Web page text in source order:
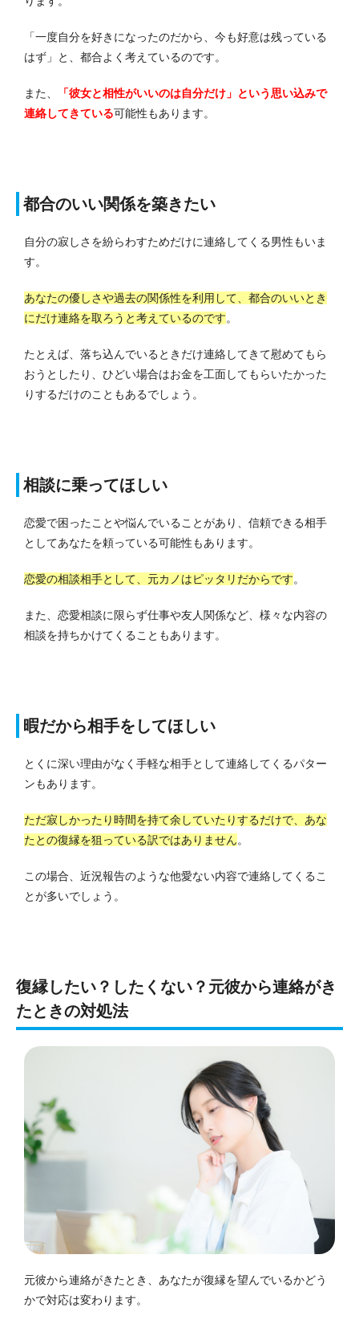
「一度自分を好きになったのだから、今も好意は残っている
はず」と、都合よく考えているのです。
また、
「彼女と相性がいいのは自分だけ」という思い込みで
連絡してきている可能性もあります。
都合のいい関係を築きたい
自分の寂しさを紛らわすためだけに連絡してくる男性もいま
す。
あなたの優しさや過去の関係性を利用して、都合のいいとき
にだけ連絡を取ろうと考えているのです。
たとえば、落ち込んでいるときだけ連絡してきて慰めてもら
おうとしたり、ひどい場合はお金を工面してもらいたかった
りするだけのこともあるでしょう。
相談に乗ってほしい
恋愛で困ったことや悩んでいることがあり、信頼できる相手
としてあなたを頼っている可能性もあります。
恋愛の相談相手として、元カノはピッタリだからです。
また、恋愛相談に限らず仕事や友人関係など、様々な内容の
相談を持ちかけてくることもあります。
暇だから相手をしてほしい
とくに深い理由がなく手軽な相手として連絡してくるパター
ンもあります。
ただ寂しかったり時間を持て余していたりするだけで、あな
たとの復縁を狙っている訳ではありません。
この場合、近況報告のような他愛ない内容で連絡してくるこ
とが多いでしょう。
復縁したい？したくない？元彼から連絡がき
たときの対処法
元彼から連絡がきたとき、あなたが復縁を望んでいるかどう
かで対応は変わります。